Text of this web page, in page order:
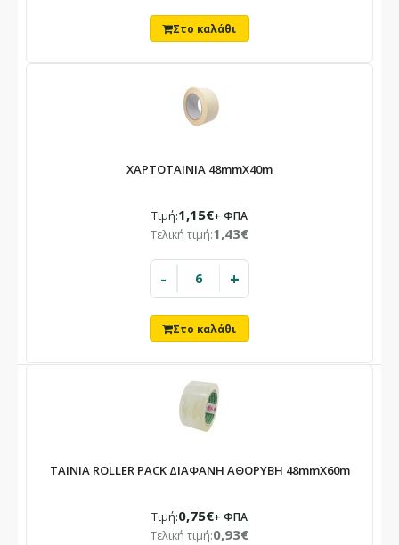
ΧΑΡΤΟΤΑΙΝΙΑ 48mmX40m
Τιμή:1,15€+ ΦΠΑ
Τελική τιμή:1,43€
- +
ΤΑΙΝΙΑ ROLLER PACK ΔΙΑΦΑΝΗ ΑΘΟΡΥΒΗ 48mmΧ60m
Τιμή:0,75€+ ΦΠΑ
Τελική τιμή:0,93€